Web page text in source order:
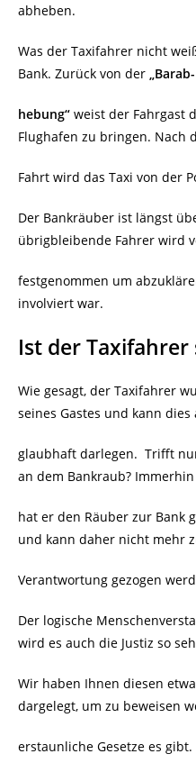
abheben.
Was der Taxifahrer nicht
Bank. Zurück von der „Barab-
hebung“ weist der Fahrgast
Flughafen zu bringen. Nach
Fahrt wird das Taxi von der
Der Bankräuber ist längst
übrigbleibende Fahrer wird
festgenommen um
involviert war.
Ist der Taxifahrer
Wie gesagt, der Taxifahrer
seines Gastes und kann dies
glaubhaft darlegen. Trifft
an dem Bankraub? Immerhin
hat er den Räuber zur Bank
und kann daher nicht mehr
Verantwortung gezogen
Der logische
wird es auch die Justiz so
Wir haben Ihnen diesen
dargelegt, um zu beweisen
erstaunliche Gesetze es gibt.